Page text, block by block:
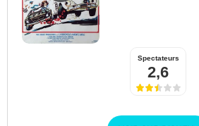
Spectateurs
2,6